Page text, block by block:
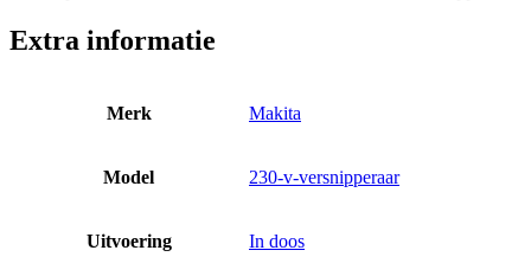
Extra informatie
Merk Makita
Model 230-v-versnipperaar
Uitvoering In doos